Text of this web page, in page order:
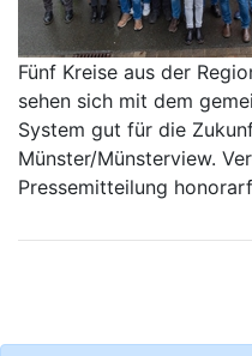
Fünf Kreise aus der
sehen sich mit dem
System gut für die
Münster/Münsterview.
Pressemitteilung